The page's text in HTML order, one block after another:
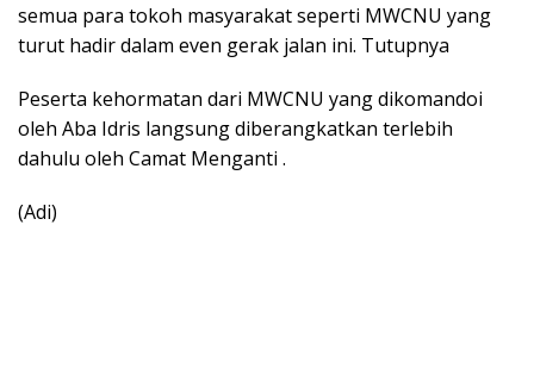
semua para tokoh masyarakat seperti MWCNU yang
turut hadir dalam even gerak jalan ini. Tutupnya
Peserta kehormatan dari MWCNU yang dikomandoi
oleh Aba Idris langsung diberangkatkan terlebih
dahulu oleh Camat Menganti .
(Adi)